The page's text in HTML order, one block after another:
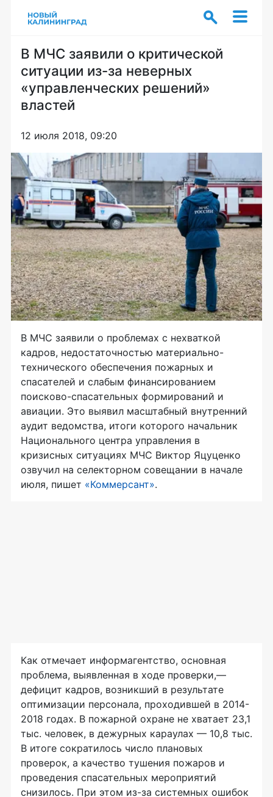
В МЧС заявили о критической
ситуации из-за неверных
«управленческих решений»
властей
12 июля 2018, 09:20
В МЧС заявили о проблемах с нехваткой
кадров, недостаточностью материально-
технического обеспечения пожарных и
спасателей и слабым финансированием
поисково-спасательных формирований и
авиации. Это выявил масштабный внутренний
аудит ведомства, итоги которого начальник
Национального центра управления в
кризисных ситуациях МЧС Виктор Яцуценко
озвучил на селекторном совещании в начале
июля, пишет «Коммерсант».
Как отмечает информагентство, основная
проблема, выявленная в ходе проверки,—
дефицит кадров, возникший в результате
оптимизации персонала, проходившей в 2014-
2018 годах. В пожарной охране не хватает 23,1
тыс. человек, в дежурных караулах — 10,8 тыс.
В итоге сократилось число плановых
проверок, а качество тушения пожаров и
проведения спасательных мероприятий
снизилось. При этом из-за системных ошибок